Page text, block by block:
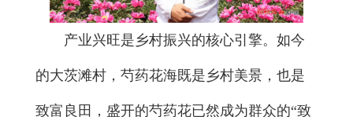
产业兴旺是乡村振兴的核心引擎。如今
的大茨滩村，芍药花海既是乡村美景，也是
致富良田，盛开的芍药花已然成为群众的“致